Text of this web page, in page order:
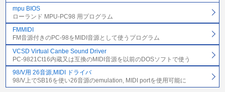
mpu BIOS
ローランド MPU-PC98 用プログラム
FMMIDI
FM音源付きのPC-98をMIDI音源として使うプログラム
VCSD Virtual Canbe Sound Driver
PC-9821Ct16内蔵又は互換のMIDI音源を以前のDOSソフトで使う
98/V用 26音源,MIDI ドライバ
98/V上でSB16を使い26音源のemulation, MIDI portを使用可能に